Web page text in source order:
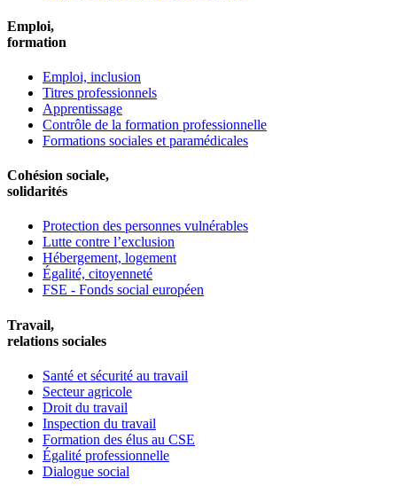
Emploi,
formation
Emploi, inclusion
Titres professionnels
Apprentissage
Contrôle de la formation professionnelle
Formations sociales et paramédicales
Cohésion sociale,
solidarités
Protection des personnes vulnérables
Lutte contre l’exclusion
Hébergement, logement
Égalité, citoyenneté
FSE - Fonds social européen
Travail,
relations sociales
Santé et sécurité au travail
Secteur agricole
Droit du travail
Inspection du travail
Formation des élus au CSE
Égalité professionnelle
Dialogue social